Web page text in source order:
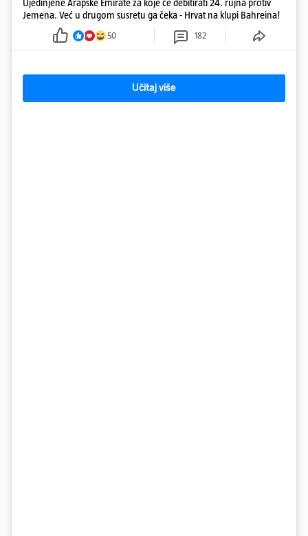
Ujedinjene Arapske Emirate za koje će debitirati 24. rujna protiv
Jemena. Već u drugom susretu ga čeka - Hrvat na klupi Bahreina!
50 182
Učitaj više